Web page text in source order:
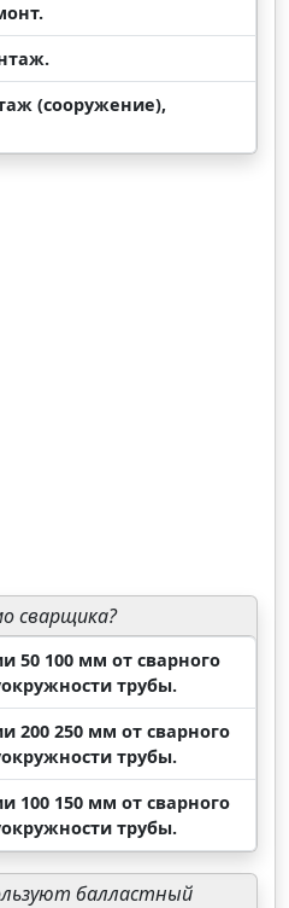
(сооружение),
сварщика?
50 100 мм от сварного
трубы.
200 250 мм от сварного
трубы.
100 150 мм от сварного
трубы.
балластный